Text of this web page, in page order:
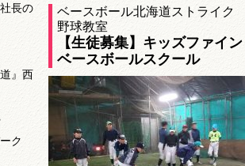
長の
』西
ク
ベースボール北海道ストライク
野球教室
【生徒募集】キッズファイン
ベースボールスクール